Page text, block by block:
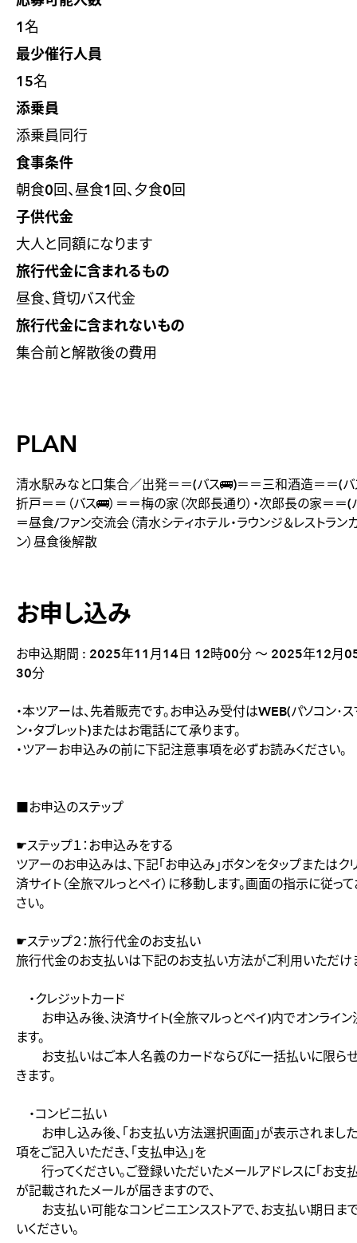
1名
最少催行人員
15名
添乗員
添乗員同行
食事条件
朝食0回、昼食1回、夕食0回
子供代金
大人と同額になります
旅行代金に含まれるもの
昼食、貸切バス代金
旅行代金に含まれないもの
集合前と解散後の費用
PLAN
清水駅みなと口集合／出発＝＝(バス🚌)＝＝三和酒造＝＝(
折戸＝＝（バス🚌）＝＝梅の家（次郎長通り）・次郎長の家＝＝
＝昼食/ファン交流会（清水シティホテル・ラウンジ＆レストラン
ン）昼食後解散
お申し込み
お申込期間 : 2025年11月14日 12時00分 ～ 2025年12月
30分
・本ツアーは、先着販売です。お申込み受付はWEB(パソコン･ス
ン・タブレット)またはお電話にて承ります。
・ツアーお申込みの前に下記注意事項を必ずお読みください。
■お申込のステップ
☛ステップ１：お申込みをする
ツアーのお申込みは、下記「お申込み」ボタンをタップまたはク
済サイト（全旅マルっとペイ）に移動します。画面の指示に従っ
さい。
☛ステップ２：旅行代金のお支払い
旅行代金のお支払いは下記のお支払い方法がご利用いただけ
・クレジットカード
お申込み後、決済サイト(全旅マルっとペイ)内でオンライン
ます。
お支払いはご本人名義のカードならびに一括払いに限ら
きます。
・コンビニ払い
お申し込み後、「お支払い方法選択画面」が表示されまし
項をご記入いただき、「支払申込」を
行ってください。ご登録いただいたメールアドレスに「お支
が記載されたメールが届きますので、
お支払い可能なコンビニエンスストアで、お支払い期日ま
いください。